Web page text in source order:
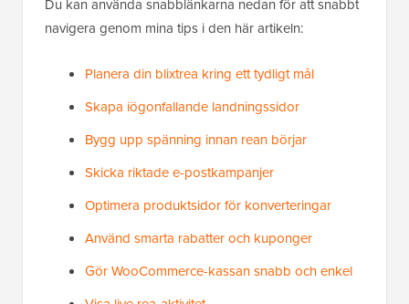
Du kan använda snabblänkarna nedan för att snabbt
navigera genom mina tips i den här artikeln:
Planera din blixtrea kring ett tydligt mål
Skapa iögonfallande landningssidor
Bygg upp spänning innan rean börjar
Skicka riktade e-postkampanjer
Optimera produktsidor för konverteringar
Använd smarta rabatter och kuponger
Gör WooCommerce-kassan snabb och enkel